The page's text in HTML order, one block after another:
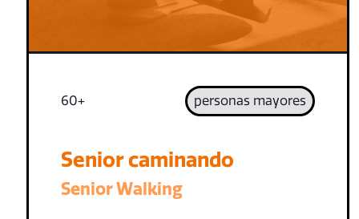
60+ personas mayores
Senior caminando
Senior Walking